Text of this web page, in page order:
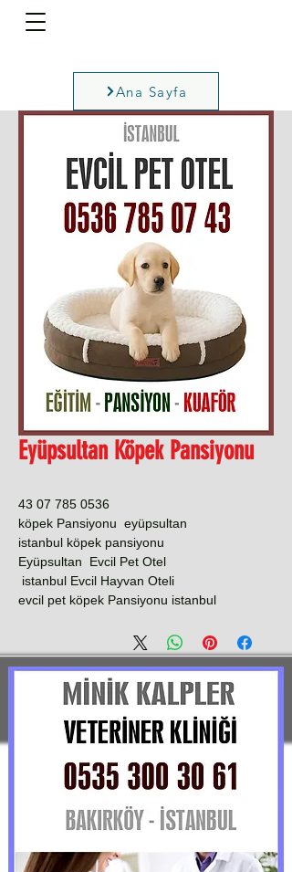
Ana Sayfa
Eyüpsultan Köpek Pansiyonu
0536 785 07 43
köpek Pansiyonu eyüpsultan
istanbul köpek pansiyonu
Eyüpsultan Evcil Pet Otel
istanbul Evcil Hayvan Oteli
evcil pet köpek Pansiyonu istanbul